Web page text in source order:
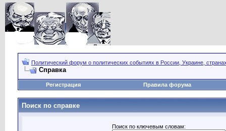
Политический форум о политических событиях в России, Украине,
Справка
Регистрация Правила форума
Поиск по справке
Поиск по ключевым словам: